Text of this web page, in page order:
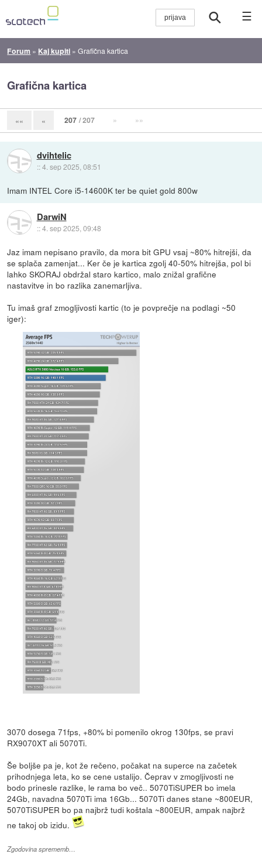
☰
Forum » Kaj kupiti »Grafična kartica
Grafična kartica
«« « 207 / 207 » »»
dvihtelic
::4. sep 2025, 08:51
Imam INTEL Core i5-14600K ter be quiet gold 800w
DarwiN
::4. sep 2025, 09:48
Jaz imam nepisano pravilo, da mora bit GPU vsaj ~80% hitrejši, da
se splača zamenjat... Ker če je kartica zgolj 40-50% hitrejša, pol bi
lahko SKORAJ obdržal staro kartico, malo znižal grafične
nastavitve in bo razlika zanemarljiva.
Tu imaš graf zmogljivosti kartic (to je povprečje na podlagi ~50
iger):
3070 dosega 71fps, +80% bi pomenilo okrog 130fps, se pravi
RX9070XT ali 5070Ti.
Še boljše pa je, kot že rečeno, počakat na superce na začetek
prihodnjega leta, ko se cene ustalijo. Čeprav v zmogljivosti ne
bodo prinesle razlike, le rama bo več.. 5070TiSUPER bo imela
24Gb, navadna 5070Ti ima 16Gb... 5070Ti danes stane ~800EUR,
5070TiSUPER bo pa najbrž tudi koštala ~800EUR, ampak najbrž
ne takoj ob izidu.
Zgodovina sprememb…